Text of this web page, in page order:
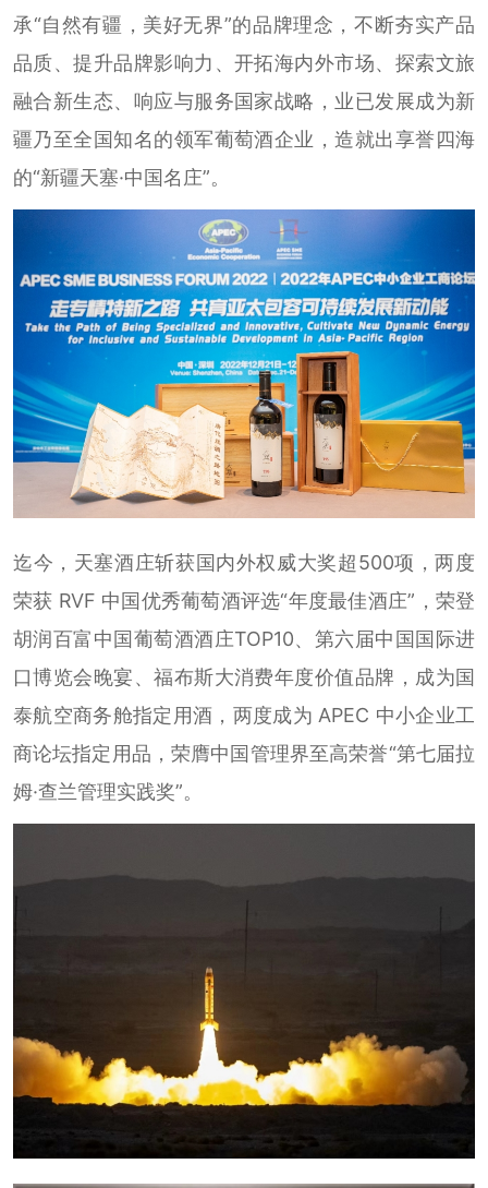
承“自然有疆，美好无界”的品牌理念，不断夯实产品
品质、提升品牌影响力、开拓海内外市场、探索文旅
融合新生态、响应与服务国家战略，业已发展成为新
疆乃至全国知名的领军葡萄酒企业，造就出享誉四海
的“新疆天塞·中国名庄”。
迄今，天塞酒庄斩获国内外权威大奖超500项，两度
荣获 RVF 中国优秀葡萄酒评选“年度最佳酒庄”，荣登
胡润百富中国葡萄酒酒庄TOP10、第六届中国国际进
口博览会晚宴、福布斯大消费年度价值品牌，成为国
泰航空商务舱指定用酒，两度成为 APEC 中小企业工
商论坛指定用品，荣膺中国管理界至高荣誉“第七届拉
姆·查兰管理实践奖”。